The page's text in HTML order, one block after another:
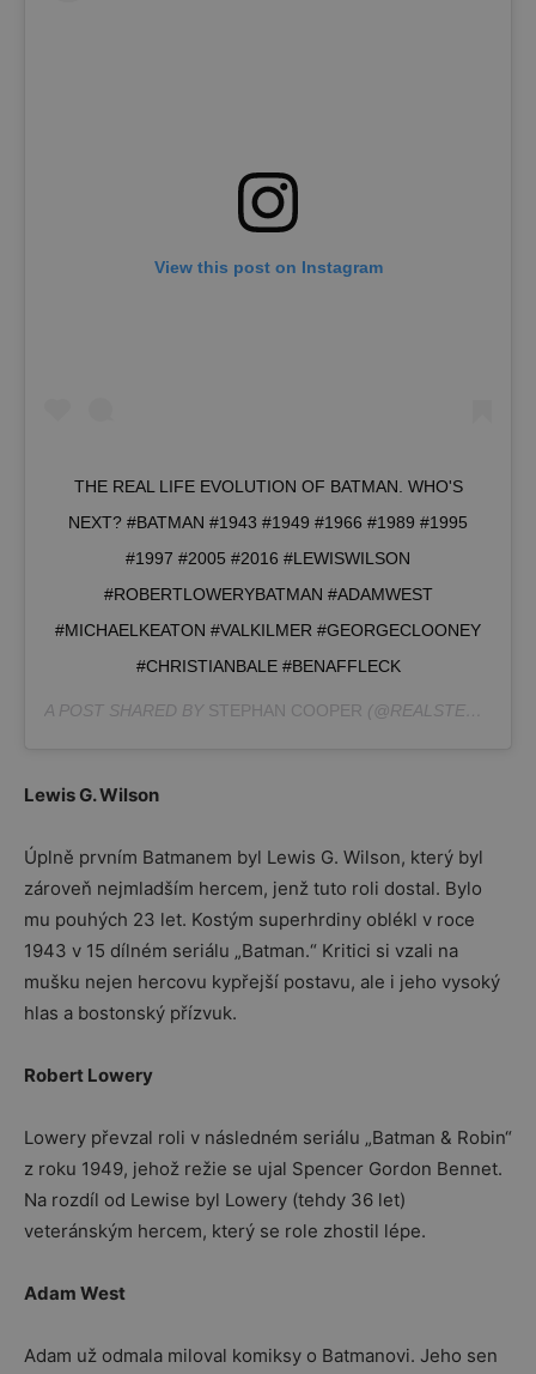
View this post on Instagram
THE REAL LIFE EVOLUTION OF BATMAN. WHO'S
NEXT? #BATMAN #1943 #1949 #1966 #1989 #1995
#1997 #2005 #2016 #LEWISWILSON
#ROBERTLOWERYBATMAN #ADAMWEST
#MICHAELKEATON #VALKILMER #GEORGECLOONEY
#CHRISTIANBALE #BENAFFLECK
A POST SHARED BY STEPHAN COOPER (@REALSTEPHCOOPER) ON
Lewis G. Wilson
Úplně prvním Batmanem byl Lewis G. Wilson, který byl
zároveň nejmladším hercem, jenž tuto roli dostal. Bylo
mu pouhých 23 let. Kostým superhrdiny oblékl v roce
1943 v 15 dílném seriálu „Batman.“ Kritici si vzali na
mušku nejen hercovu kypřejší postavu, ale i jeho vysoký
hlas a bostonský přízvuk.
Robert Lowery
Lowery převzal roli v následném seriálu „Batman & Robin“
z roku 1949, jehož režie se ujal Spencer Gordon Bennet.
Na rozdíl od Lewise byl Lowery (tehdy 36 let)
veteránským hercem, který se role zhostil lépe.
Adam West
Adam už odmala miloval komiksy o Batmanovi. Jeho sen